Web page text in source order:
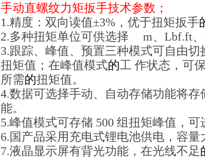
手动直螺纹力矩扳手技术参数；
1.精度：双向读值±3%，优于扭矩扳手
2.多种扭矩单位可供选择
m、Lbf.ft、
3.跟踪、峰值、预置三种模式可自由切
扭矩值；在峰值模式的工 作状态，可
所需的扭矩值。
4.数据可选择手动、自动存储功能将存
能。
5.峰值模式可存储 500 组扭矩峰值，可
6.国产品采用充电式锂电池供电，容量
7.液晶显示屏有背光功能，在光线不足